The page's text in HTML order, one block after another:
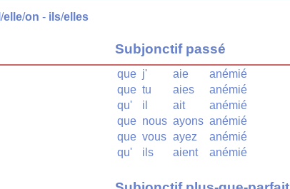
/elle/on - ils/elles
Subjonctif passé
que j' aie
anémié
que tu aies
anémié
qu'
il ait
anémié
que nous ayons anémié
que vous ayez
anémié
qu'
ils aient anémié